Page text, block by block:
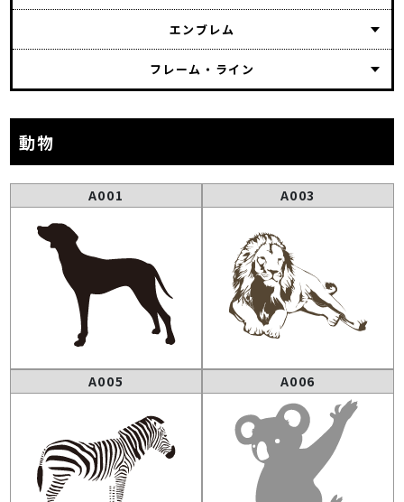
エンブレム
フレーム・ライン
動物
A001 A003
A005 A006